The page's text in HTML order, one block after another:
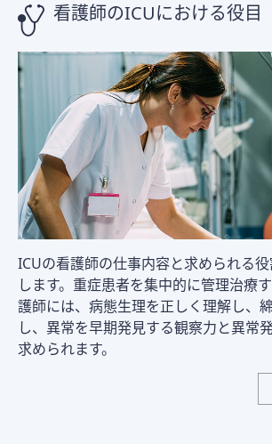
看護師のICUにおける役目
ICUの看護師の仕事内容と求められる
します。重症患者を集中的に管理治療
護師には、病態生理を正しく理解し、
し、異常を早期発見する観察力と異常
求められます。